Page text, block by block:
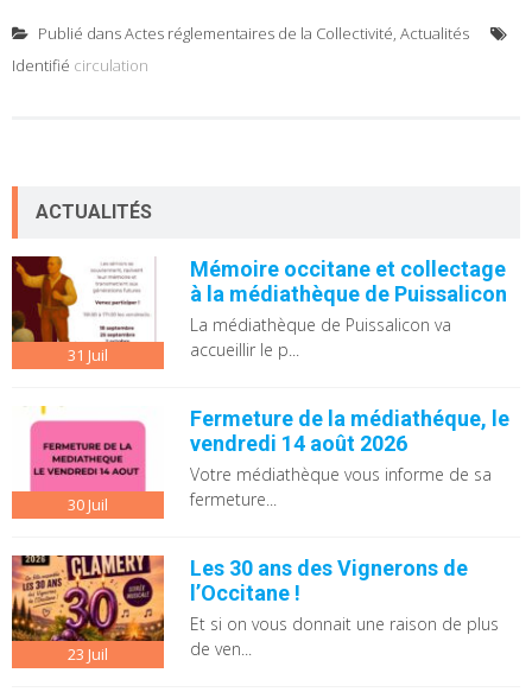
Publié dansActes réglementaires de la Collectivité, Actualités
Identifié circulation
ACTUALITÉS
31 Juil
Mémoire occitane et collectage
à la médiathèque de Puissalicon
La médiathèque de Puissalicon va
accueillir le p...
30Juil
Fermeture de la médiathéque, le
vendredi 14 août 2026
Votre médiathèque vous informe de sa
fermeture...
23 Juil
Les 30 ans des Vignerons de
l’Occitane !
Et si on vous donnait une raison de plus
de ven...